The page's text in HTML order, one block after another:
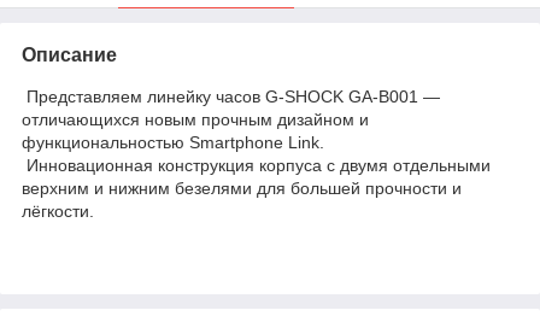
Описание
Представляем линейку часов G-SHOCK GA-B001 —
отличающихся новым прочным дизайном и
функциональностью Smartphone Link.
Инновационная конструкция корпуса с двумя отдельными
верхним и нижним безелями для большей прочности и
лёгкости.